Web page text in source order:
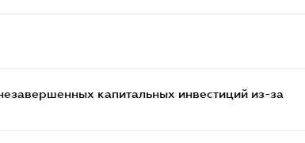
капитальных инвестиций из-за